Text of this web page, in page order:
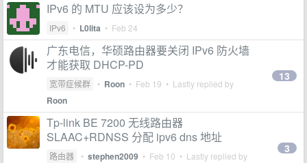
IPv6 的 MTU 应该设为多少？
IPv6 • L0lita • Feb 24
广东电信，华硕路由器要关闭 IPv6 防火墙
才能获取 DHCP-PD
宽带症候群 • Roon • Feb 19 • Lastly replied by
Roon
13
Tp-link BE 7200 无线路由器
SLAAC+RDNSS 分配 ipv6 dns 地址
路由器 • stephen2009 • Feb 10 • Lastly replied by
3